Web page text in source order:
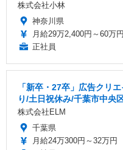
株式会社小林
神奈川県
月給29万2,400円～60万円
正社員
「新卒・27卒」広告クリ
り/土日祝休み/千葉市中央
株式会社ELM
千葉県
月給24万300円～32万円